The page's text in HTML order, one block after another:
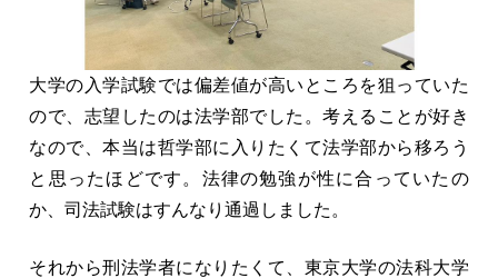
大学の入学試験では偏差値が高いところを狙っていた
ので、志望したのは法学部でした。考えることが好き
なので、本当は哲学部に入りたくて法学部から移ろう
と思ったほどです。法律の勉強が性に合っていたの
か、司法試験はすんなり通過しました。
それから刑法学者になりたくて、東京大学の法科大学